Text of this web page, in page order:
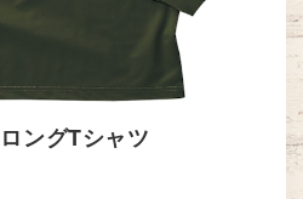
ングTシャツ